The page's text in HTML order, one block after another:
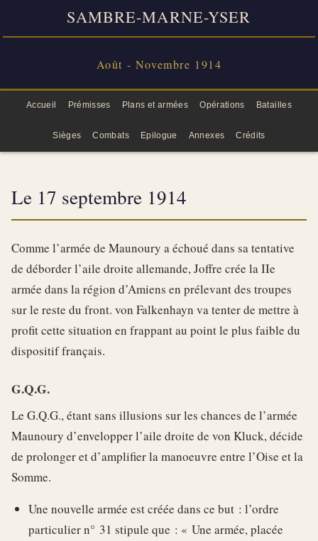
SAMBRE-MARNE-YSER
Août - Novembre 1914
Accueil Prémisses Plans et armées Opérations Batailles
Sièges Combats Epilogue Annexes Crédits
Le 17 septembre 1914
Comme l’armée de Maunoury a échoué dans sa tentative
de déborder l’aile droite allemande, Joffre crée la IIe
armée dans la région d’Amiens en prélevant des troupes
sur le reste du front. von Falkenhayn va tenter de mettre à
profit cette situation en frappant au point le plus faible du
dispositif français.
G.Q.G.
Le G.Q.G., étant sans illusions sur les chances de l’armée
Maunoury d’envelopper l’aile droite de von Kluck, décide
de prolonger et d’amplifier la manoeuvre entre l’Oise et la
Somme.
Une nouvelle armée est créée dans ce but : l’ordre
particulier n° 31 stipule que : « Une armée, placée